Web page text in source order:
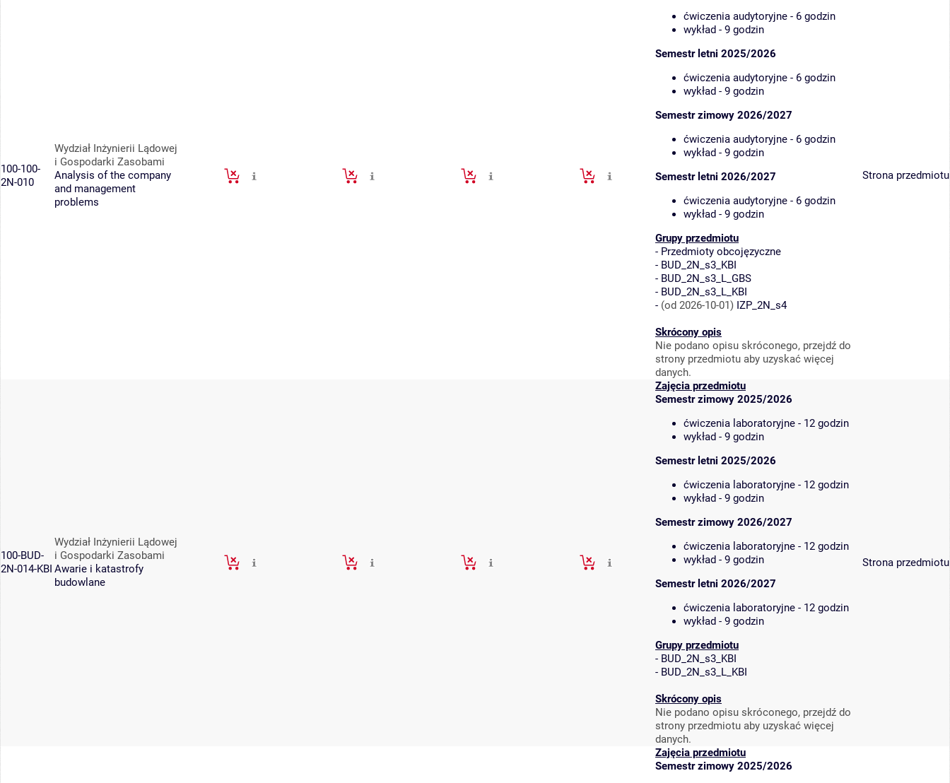
100-100-
2N-010
Wydział Inżynierii Lądowej
i Gospodarki Zasobami
Analysis of the company
and management
problems
ćwiczenia audytoryjne - 6 godzin
wykład - 9 godzin
Semestr letni 2025/2026
ćwiczenia audytoryjne - 6 godzin
wykład - 9 godzin
Semestr zimowy 2026/2027
ćwiczenia audytoryjne - 6 godzin
wykład - 9 godzin
Semestr letni 2026/2027
ćwiczenia audytoryjne - 6 godzin
wykład - 9 godzin
Grupy przedmiotu
- Przedmioty obcojęzyczne
- BUD_2N_s3_KBI
- BUD_2N_s3_L_GBS
- BUD_2N_s3_L_KBI
- (od 2026-10-01) IZP_2N_s4
Skrócony opis
Nie podano opisu skróconego, przejdź do
strony przedmiotu aby uzyskać więcej
danych.
Strona przedmiotu
100-BUD-
2N-014-KBI
Wydział Inżynierii Lądowej
i Gospodarki Zasobami
Awarie i katastrofy
budowlane
Zajęcia przedmiotu
Semestr zimowy 2025/2026
ćwiczenia laboratoryjne - 12 godzin
wykład - 9 godzin
Semestr letni 2025/2026
ćwiczenia laboratoryjne - 12 godzin
wykład - 9 godzin
Semestr zimowy 2026/2027
ćwiczenia laboratoryjne - 12 godzin
wykład - 9 godzin
Semestr letni 2026/2027
ćwiczenia laboratoryjne - 12 godzin
wykład - 9 godzin
Grupy przedmiotu
- BUD_2N_s3_KBI
- BUD_2N_s3_L_KBI
Skrócony opis
Nie podano opisu skróconego, przejdź do
strony przedmiotu aby uzyskać więcej
danych.
Strona przedmiotu
Zajęcia przedmiotu
Semestr zimowy 2025/2026